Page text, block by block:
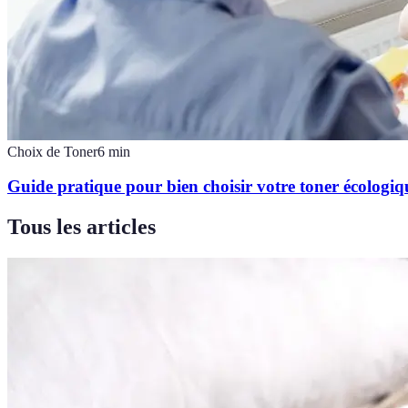
Choix de Toner6 min
Guide pratique pour bien choisir votre toner
Tous les articles